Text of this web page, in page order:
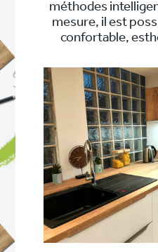
méthodes
mesure, il est
confortable,